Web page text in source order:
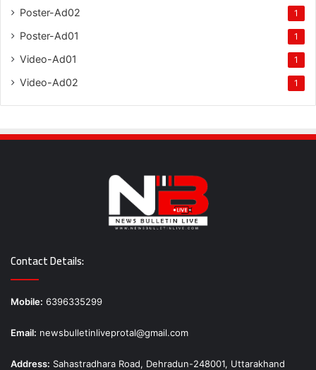
Poster-Ad02 1
Poster-Ad01 1
Video-Ad01 1
Video-Ad02 1
Contact Details:
Mobile: 6396335299
Email: newsbulletinliveprotal@gmail.com
Address: Sahastradhara Road, Dehradun-248001, Uttarakhand